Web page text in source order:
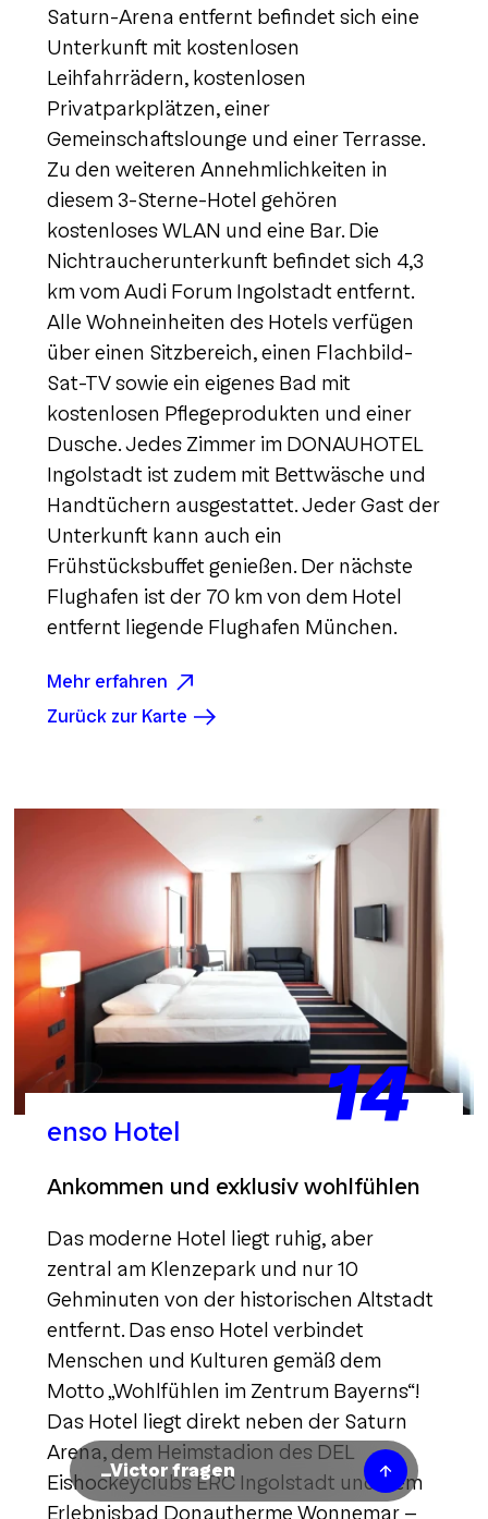
Saturn-Arena entfernt befindet sich eine
Unterkunft mit kostenlosen
Leihfahrrädern, kostenlosen
Privatparkplätzen, einer
Gemeinschaftslounge und einer Terrasse.
Zu den weiteren Annehmlichkeiten in
diesem 3-Sterne-Hotel gehören
kostenloses WLAN und eine Bar. Die
Nichtraucherunterkunft befindet sich 4,3
km vom Audi Forum Ingolstadt entfernt.
Alle Wohneinheiten des Hotels verfügen
über einen Sitzbereich, einen Flachbild-
Sat-TV sowie ein eigenes Bad mit
kostenlosen Pflegeprodukten und einer
Dusche. Jedes Zimmer im DONAUHOTEL
Ingolstadt ist zudem mit Bettwäsche und
Handtüchern ausgestattet. Jeder Gast der
Unterkunft kann auch ein
Frühstücksbuffet genießen. Der nächste
Flughafen ist der 70 km von dem Hotel
entfernt liegende Flughafen München.
Mehr erfahren
Zurück zur Karte
14
enso Hotel
Ankommen und exklusiv wohlfühlen
Das moderne Hotel liegt ruhig, aber
zentral am Klenzepark und nur 10
Gehminuten von der historischen Altstadt
entfernt. Das enso Hotel verbindet
Menschen und Kulturen gemäß dem
Motto „Wohlfühlen im Zentrum Bayerns“!
Das Hotel liegt direkt neben der Saturn
Arena, dem Heimstadion des DEL
Eishockeyclubs ERC Ingolstadt und dem
Erlebnisbad Donautherme Wonnemar -